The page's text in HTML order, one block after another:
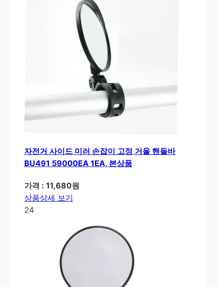
자전거 사이드 미러 손잡이 고정 거울 핸들바
BU491 59000EA 1EA, 본상품
가격 : 11,680원
상품상세 보기
24